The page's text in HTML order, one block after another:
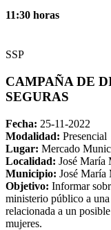
11:30 horas
SSP
CAMPAÑA DE
SEGURAS
Fecha: 25-11-2022
Modalidad: Presencial
Lugar: Mercado
Localidad: José María
Municipio: José María
Objetivo: Informar
ministerio público a
relacionada a un
mujeres.